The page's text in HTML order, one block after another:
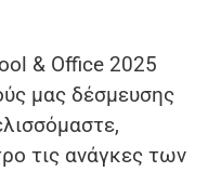
& Office 2025
μας δέσμευσης
τις ανάγκες των